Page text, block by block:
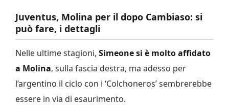
Juventus, Molina per il dopo Cambiaso: si
può fare, i dettagli
Nelle ultime stagioni, Simeone si è molto affidato
a Molina, sulla fascia destra, ma adesso per
l’argentino il ciclo con i ‘Colchoneros’ sembrerebbe
essere in via di esaurimento.